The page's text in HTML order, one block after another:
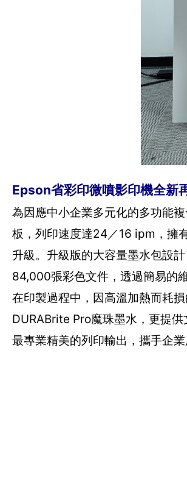
Epson省彩印微噴影印機全新
為因應中小企業多元化的多功能
板，列印速度達24／16 ipm，擁
升級。升級版的大容量墨水包設
84,000張彩色文件，透過簡易的
在印製過程中，因高溫加熱而耗
DURABrite Pro魔珠墨水，更提
最專業精美的列印輸出，攜手企